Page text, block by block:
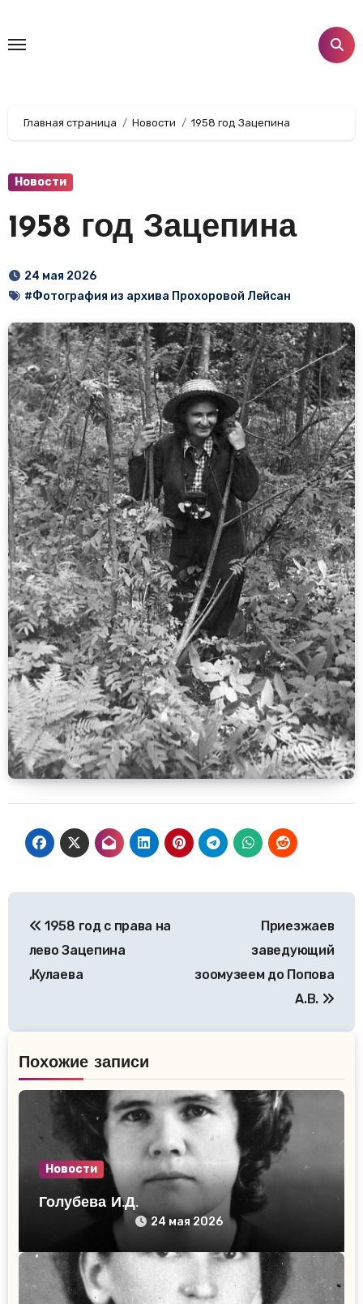
содержанию
Главная страница Новости 1958 год Зацепина
Новости
1958 год Зацепина
24 мая 2026
#Фотография из архива Прохоровой Лейсан
по
записям
1958 год с права на
лево Зацепина
,Кулаева
Приезжаев
заведующий
зоомузеем до Попова
А.В.
Похожие записи
Новости
Голубева И.Д.
24 мая 2026